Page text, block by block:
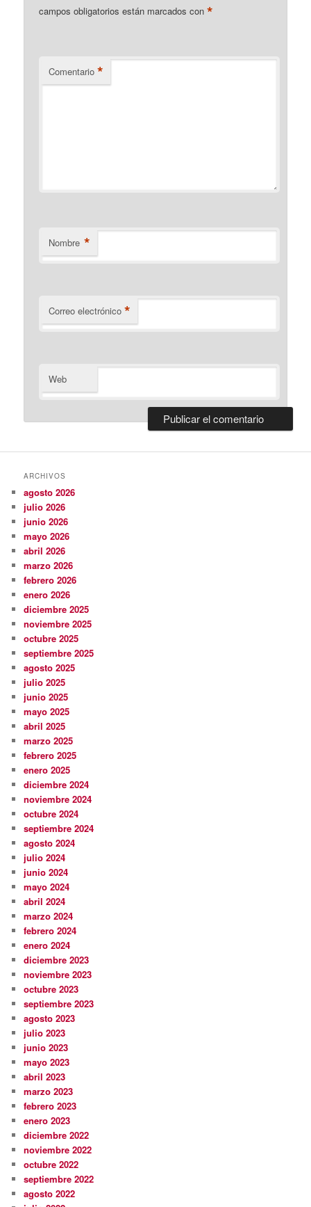
campos obligatorios están marcados con*
Comentario *
Nombre *
Correo electrónico *
Web
ARCHIVOS
agosto 2026
julio 2026
junio 2026
mayo 2026
abril 2026
marzo 2026
febrero 2026
enero 2026
diciembre 2025
noviembre 2025
octubre 2025
septiembre 2025
agosto 2025
julio 2025
junio 2025
mayo 2025
abril 2025
marzo 2025
febrero 2025
enero 2025
diciembre 2024
noviembre 2024
octubre 2024
septiembre 2024
agosto 2024
julio 2024
junio 2024
mayo 2024
abril 2024
marzo 2024
febrero 2024
enero 2024
diciembre 2023
noviembre 2023
octubre 2023
septiembre 2023
agosto 2023
julio 2023
junio 2023
mayo 2023
abril 2023
marzo 2023
febrero 2023
enero 2023
diciembre 2022
noviembre 2022
octubre 2022
septiembre 2022
agosto 2022